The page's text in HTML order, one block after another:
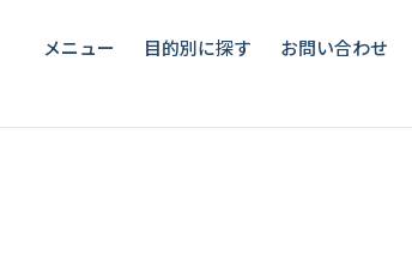
メニュー 目的別に探す お問い合わせ